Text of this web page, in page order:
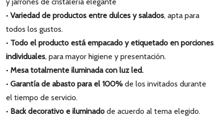
• Variedad de productos entre dulces y salados, apta para
todos los gustos.
• Todo el producto está empacado y etiquetado en porciones
individuales, para mayor higiene y presentación.
• Mesa totalmente iluminada con luz led.
• Garantía de abasto para el 100% de los invitados durante
el tiempo de servicio.
• Back decorativo e iluminado de acuerdo al tema elegido.